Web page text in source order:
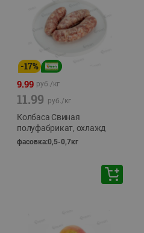
-17%
9.99 руб./кг
11.99 руб./кг
Колбаса Свиная
полуфабрикат, охлажд
фасовка:0,5-0,7кг